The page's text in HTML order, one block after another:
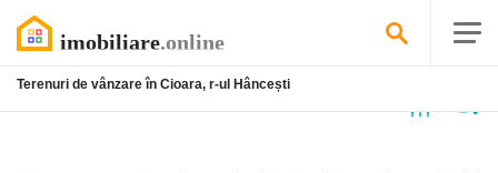
Terenuri de vânzare în Cioara, r-ul Hâncești